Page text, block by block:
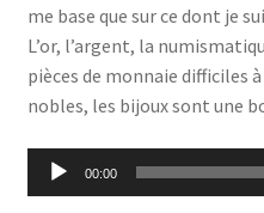
me base que sur ce dont je
L’or, l’argent, la
pièces de monnaie difficiles
nobles, les bijoux sont une
Lecteur
audio
00:00